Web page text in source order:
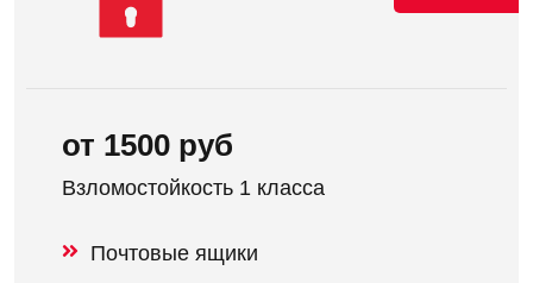
от 1500 руб
Взломостойкость 1 класса
Почтовые ящики